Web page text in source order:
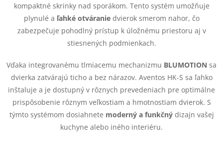
c
i
e
kompaktné skrinky nad sporákom. Tento systém umožňuje
plynulé a ľahké otváraniedvierok smerom nahor, čo
zabezpečuje pohodlný prístup k úložnému priestoru aj v
stiesnených podmienkach.
Vďaka integrovanému tlmiacemu mechanizmu BLUMOTION sa
dvierka zatvárajú ticho a bez nárazov. Aventos HK-S sa ľahko
inštaluje a je dostupný v rôznych prevedeniach pre optimálne
prispôsobenie rôznym veľkostiam a hmotnostiam dvierok. S
týmto systémom dosiahnete moderný a funkčnýdizajn vašej
kuchyne alebo iného interiéru.